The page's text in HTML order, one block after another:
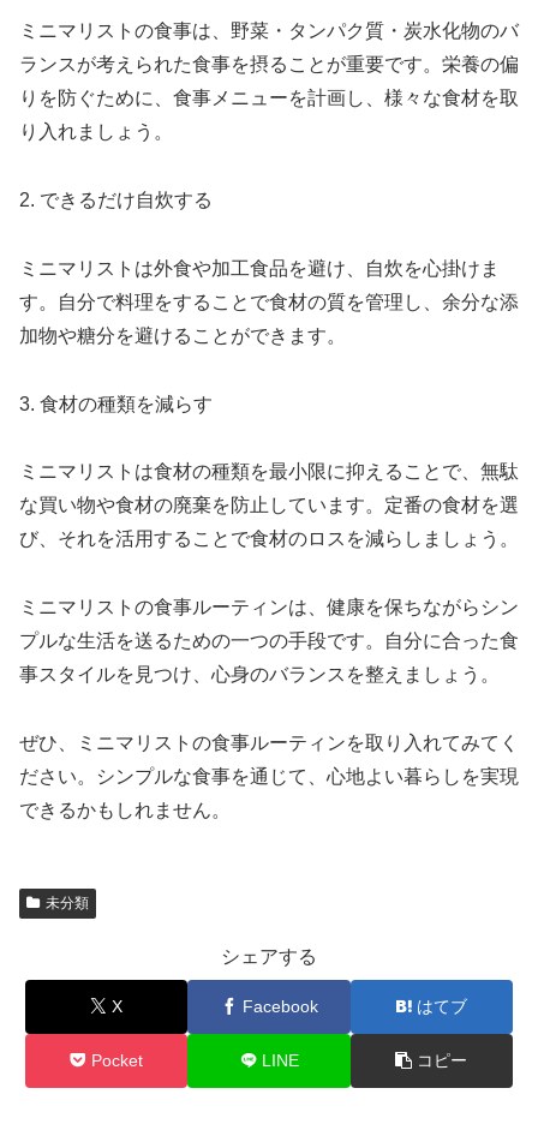
ミニマリストの食事は、野菜・タンパク質・炭水化物のバ
ランスが考えられた食事を摂ることが重要です。栄養の偏
りを防ぐために、食事メニューを計画し、様々な食材を取
り入れましょう。
2. できるだけ自炊する
ミニマリストは外食や加工食品を避け、自炊を心掛けま
す。自分で料理をすることで食材の質を管理し、余分な添
加物や糖分を避けることができます。
3. 食材の種類を減らす
ミニマリストは食材の種類を最小限に抑えることで、無駄
な買い物や食材の廃棄を防止しています。定番の食材を選
び、それを活用することで食材のロスを減らしましょう。
ミニマリストの食事ルーティンは、健康を保ちながらシン
プルな生活を送るための一つの手段です。自分に合った食
事スタイルを見つけ、心身のバランスを整えましょう。
ぜひ、ミニマリストの食事ルーティンを取り入れてみてく
ださい。シンプルな食事を通じて、心地よい暮らしを実現
できるかもしれません。
未分類
シェアする
X Facebook はてブ
Pocket LINE コピー